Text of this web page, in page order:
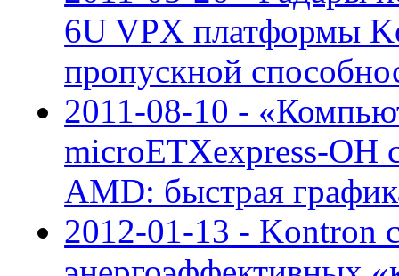
6U VPX платформы
пропускной
2011-08-10 -
microETXexpress-OH
AMD: быстрая
2012-01-13 - Kontron